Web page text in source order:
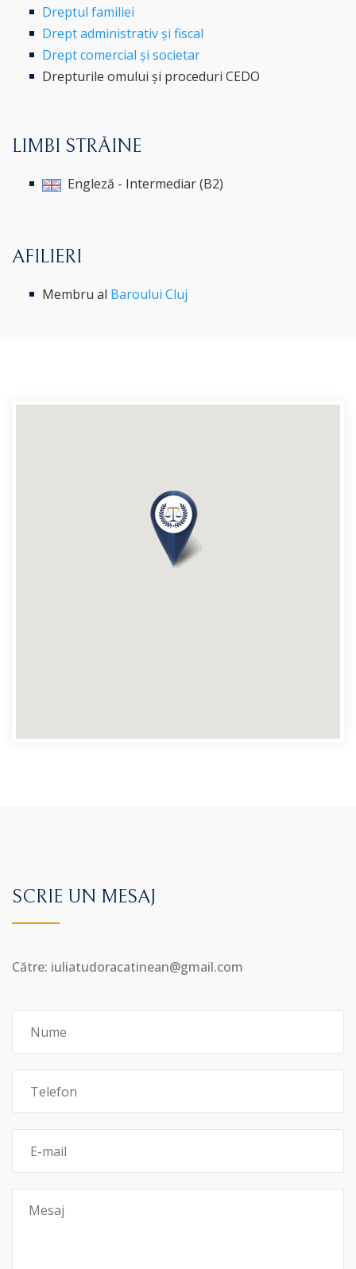
Dreptul familiei
Drept administrativ și fiscal
Drept comercial și societar
Drepturile omului și proceduri CEDO
LIMBI STRĂINE
Engleză - Intermediar (B2)
AFILIERI
Membru al Baroului Cluj
SCRIE UN MESAJ
Către: iuliatudoracatinean@gmail.com